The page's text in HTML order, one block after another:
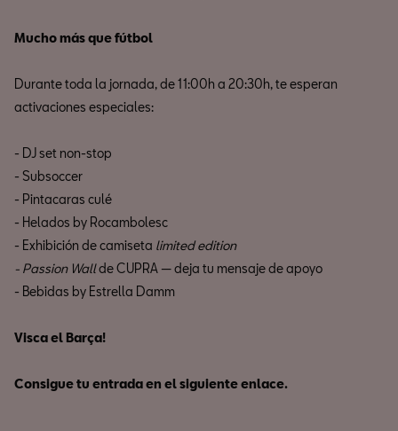
Mucho más que fútbol
Durante toda la jornada, de 11:00h a 20:30h, te esperan
activaciones especiales:
- DJ set non-stop
- Subsoccer
- Pintacaras culé
- Helados by Rocambolesc
- Exhibición de camiseta limited edition
- Passion Wallde CUPRA — deja tu mensaje de apoyo
- Bebidas by Estrella Damm
Visca el Barça!
Consigue tu entrada en el siguiente enlace.